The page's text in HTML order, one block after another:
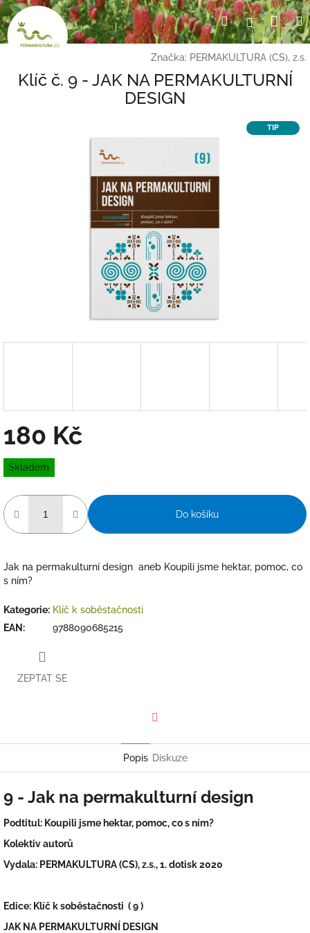
Přejít
na
obsah
HledatPřihlášení
Značka: PERMAKULTURA (CS), z.s.
Klíč č. 9 - JAK NA PERMAKULTURNÍ
DESIGN
TIP
180 Kč
Měrná
cena:
Skladem
Do košíku
Jak na permakulturní design aneb Koupili jsme hektar, pomoc, co
s ním?
Kategorie: Klíč k soběstačnosti
EAN : 9788090685215
ZEPTAT SE
Popis Diskuze
9 - Jak na permakulturní design
Podtitul: Koupili jsme hektar, pomoc, co s ním?
Kolektiv autorů
Vydala: PERMAKULTURA (CS), z.s., 1. dotisk 2020
Edice: Klíč k soběstačnosti ( 9 )
JAK NA PERMAKULTURNÍ DESIGN